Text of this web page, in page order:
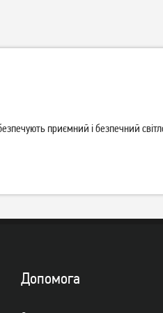
749грн
599грн
приємний і безпечний
Допомога